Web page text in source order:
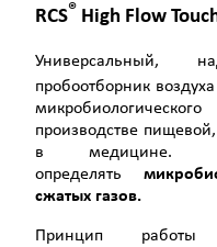
RCS® High Flow
Универсальный,
пробоотборник воздуха
производстве
в медицине.
определять
сжатых газов.
Принцип работы